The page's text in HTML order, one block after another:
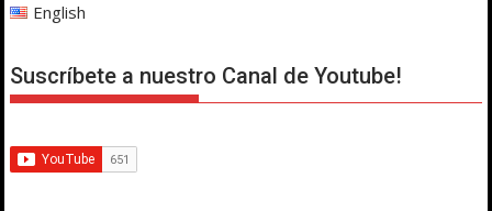
English
Suscríbete a nuestro Canal de Youtube!